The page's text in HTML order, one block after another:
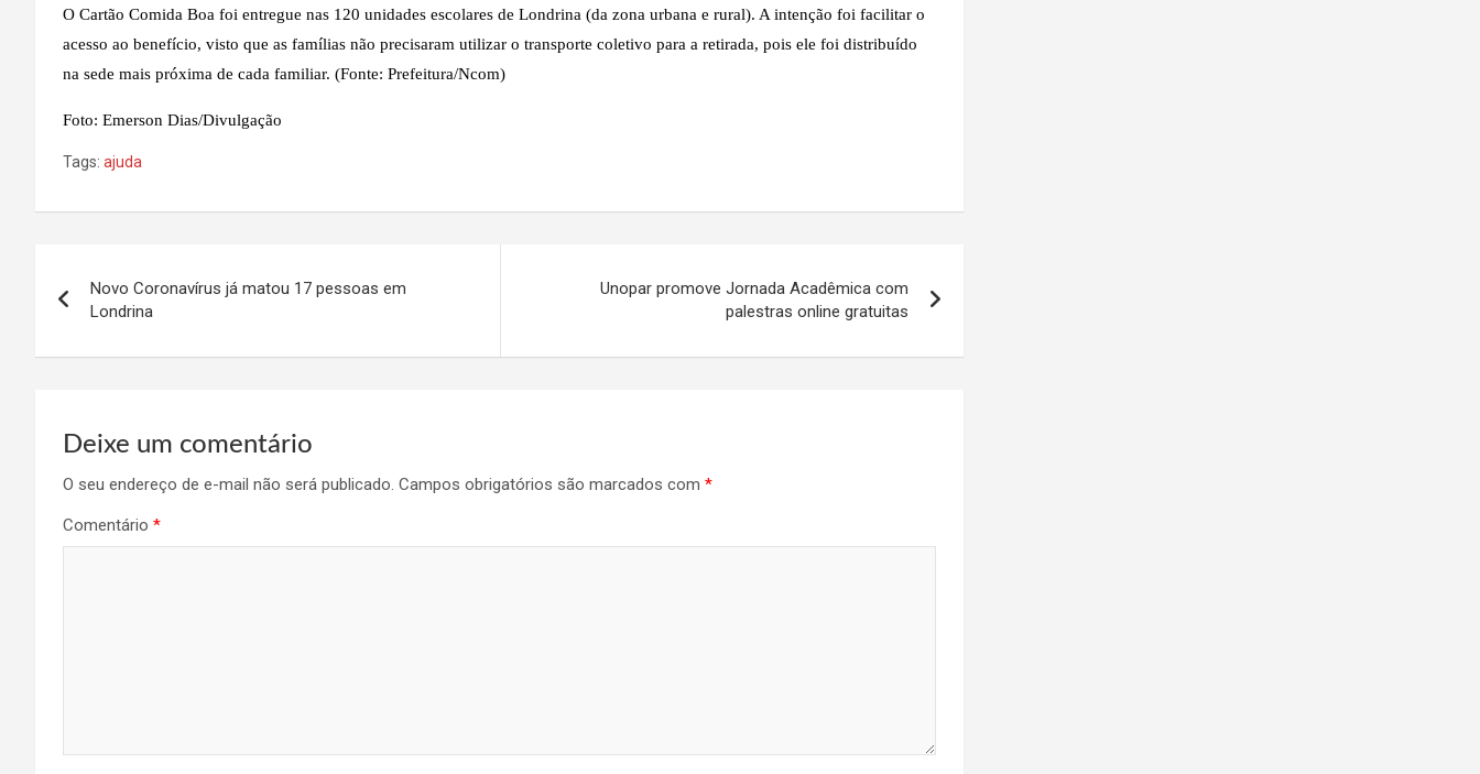
O Cartão Comida Boa foi entregue nas 120 unidades escolares de Londrina (da zona urbana e rural). A intenção foi facilitar o
acesso ao benefício, visto que as famílias não precisaram utilizar o transporte coletivo para a retirada, pois ele foi distribuído
na sede mais próxima de cada familiar. (Fonte: Prefeitura/Ncom)
Foto: Emerson Dias/Divulgação
Tags: ajuda
de
Post
Novo Coronavírus já matou 17 pessoas em
Londrina
Unopar promove Jornada Acadêmica com
palestras online gratuitas
Deixe um comentário
O seu endereço de e-mail não será publicado. Campos obrigatórios são marcados com *
Comentário *